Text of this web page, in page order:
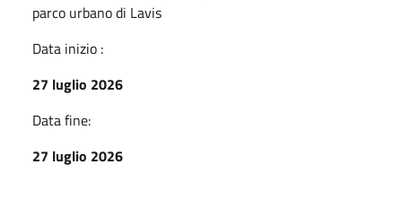
parco urbano di Lavis
Data inizio :
27 luglio 2026
Data fine:
27 luglio 2026